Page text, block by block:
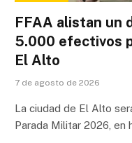
FFAA alistan un
5.000 efectivos
El Alto
7 de agosto de 2026
La ciudad de El Alto
Parada Militar 2026, en